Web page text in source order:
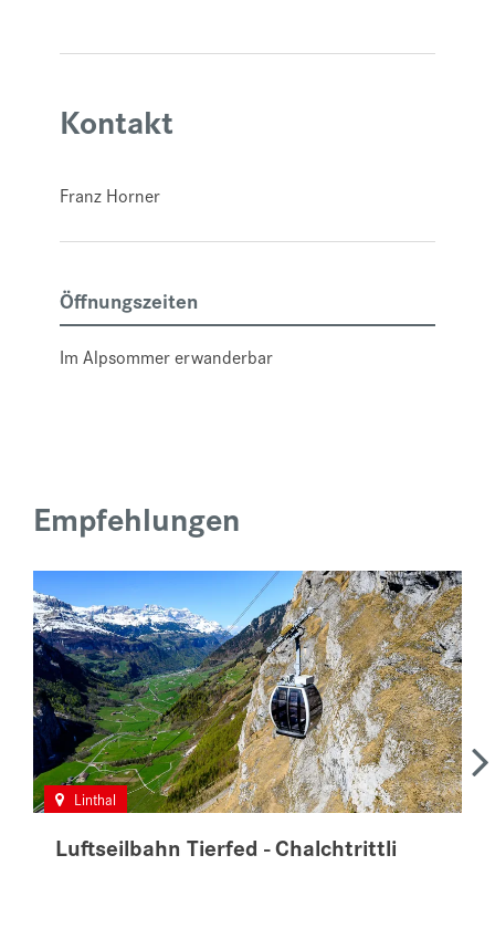
Kontakt
Franz Horner
Öffnungszeiten
Im Alpsommer erwanderbar
Empfehlungen
Luftseilbahn Tierfed - Chalchtrittli
Linthal